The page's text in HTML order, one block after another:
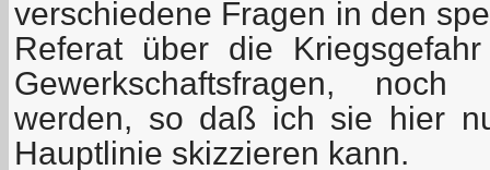
verschiedene Fragen in den
Referat über die
Gewerkschaftsfragen, noch
werden, so daß ich sie hier
Hauptlinie skizzieren kann.